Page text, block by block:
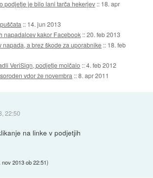
podjetje je bilo lani tarča hekerjev :: 18. apr
:: 14. jun 2013
napadalcev kakor Facebook ::20. feb 2013
napada, a brez škode za uporabnike :: 18. feb
VeriSign, podjetje molčalo ::4. feb 2012
vdor že novembra ::8. apr 2011
22:50
na linke v podjetjih
nov 2013 ob 22:51)